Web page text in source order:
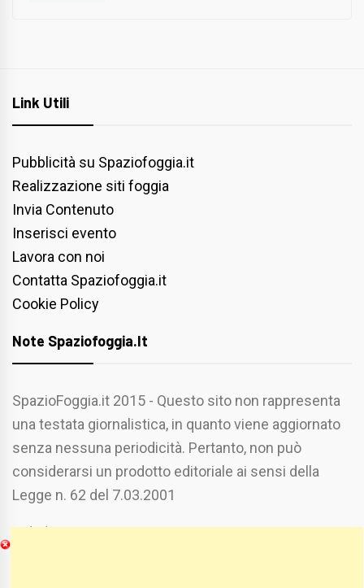
Link Utili
Pubblicità su Spaziofoggia.it
Realizzazione siti foggia
Invia Contenuto
Inserisci evento
Lavora con noi
Contatta Spaziofoggia.it
Cookie Policy
Note Spaziofoggia.it
SpazioFoggia.it 2015 - Questo sito non rappresenta
una testata giornalistica, in quanto viene aggiornato
senza nessuna periodicità. Pertanto, non può
considerarsi un prodotto editoriale ai sensi della
Legge n. 62 del 7.03.2001
Chi Siamo